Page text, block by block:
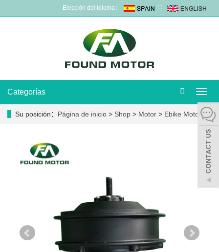
Elección del idioma： ∷
Categorías
Su posición： Página de inicio > Shop > Motor > Ebike Motor